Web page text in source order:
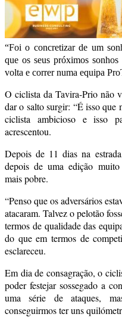
“Foi o concretizar de um
que os seus próximos
volta e correr numa equipa
O ciclista da Tavira-Prio não
dar o salto surgir: “É isso que
ciclista ambicioso e isso
acrescentou.
Depois de 11 dias na
depois de uma edição muito
mais pobre.
“Penso que os adversários
atacaram. Talvez o pelotão
termos de qualidade das
do que em termos de
esclareceu.
Em dia de consagração, o
poder festejar sossegado a
uma série de ataques,
conseguirmos ter uns